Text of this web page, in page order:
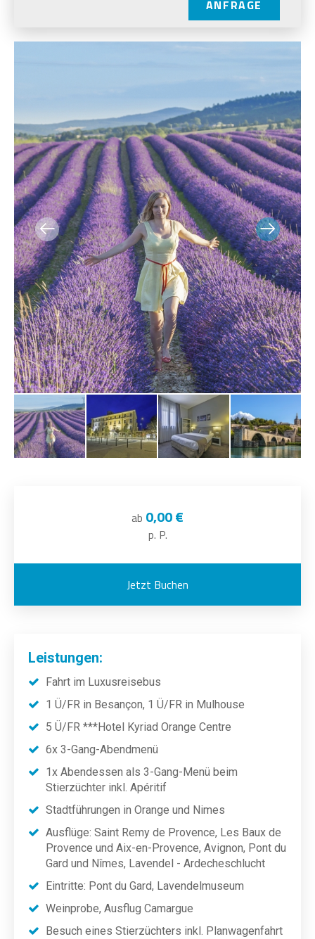
ANFRAGE
ab 0,00 €
p. P.
Jetzt Buchen
Leistungen:
Fahrt im Luxusreisebus
1 Ü/FR in Besançon, 1 Ü/FR in Mulhouse
5 Ü/FR ***Hotel Kyriad Orange Centre
6x 3-Gang-Abendmenü
1x Abendessen als 3-Gang-Menü beim
Stierzüchter inkl. Apéritif
Stadtführungen in Orange und Nimes
Ausflüge: Saint Remy de Provence, Les Baux de
Provence und Aix-en-Provence, Avignon, Pont du
Gard und Nîmes, Lavendel - Ardecheschlucht
Eintritte: Pont du Gard, Lavendelmuseum
Weinprobe, Ausflug Camargue
Besuch eines Stierzüchters inkl. Planwagenfahrt